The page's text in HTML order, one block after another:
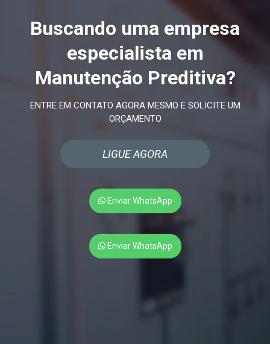
Buscando uma empresa
especialista em
Manutenção Preditiva?
ENTRE EM CONTATO AGORA MESMO E SOLICITE UM
ORÇAMENTO
LIGUE AGORA
Enviar WhatsApp
Enviar WhatsApp